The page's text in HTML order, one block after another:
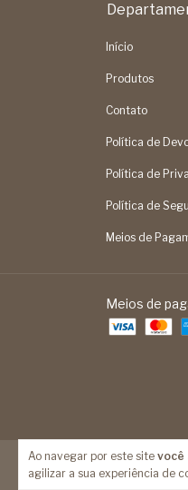
Ao navegar por este site você
agilizar a sua experiência de
Início
Produtos
Contato
Política de
Política de
Política de
Meios de
Meios de
Copyright Feita